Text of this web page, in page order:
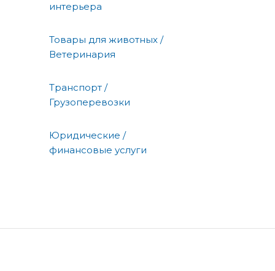
интерьера
Товары для животных /
Ветеринария
Транспорт /
Грузоперевозки
Юридические /
финансовые услуги